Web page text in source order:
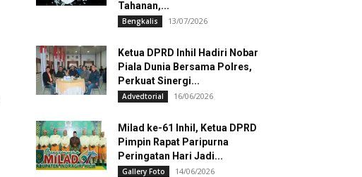
Tahanan,...
Bengkalis 13/07/2026
Ketua DPRD Inhil Hadiri Nobar
Piala Dunia Bersama Polres,
Perkuat Sinergi...
Advedtorial 16/06/2026
Milad ke-61 Inhil, Ketua DPRD
Pimpin Rapat Paripurna
Peringatan Hari Jadi...
Gallery Foto 14/06/2026